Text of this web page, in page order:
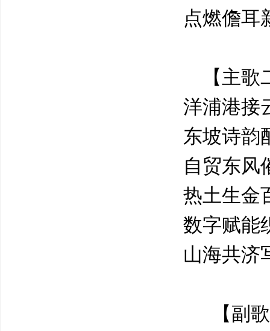
点燃儋耳
【主歌
洋浦港接
东坡诗韵
自贸东风
热土生金
数字赋能
山海共济
【副